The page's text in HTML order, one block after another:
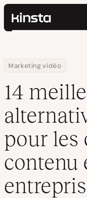
Kinsta®
Prix
Contact
Rechercher
Home
Centre de ressources
Blog
Marketing vidéo
14 meilleures
14
pour les
contenu